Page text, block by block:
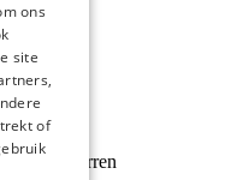
de 5 sterren
ons
site
of